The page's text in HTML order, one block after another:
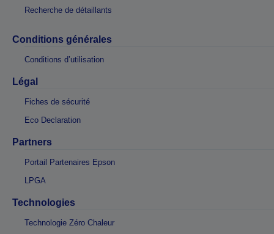
Recherche de détaillants
Conditions générales
Conditions d’utilisation
Légal
Fiches de sécurité
Eco Declaration
Partners
Portail Partenaires Epson
LPGA
Technologies
Technologie Zéro Chaleur